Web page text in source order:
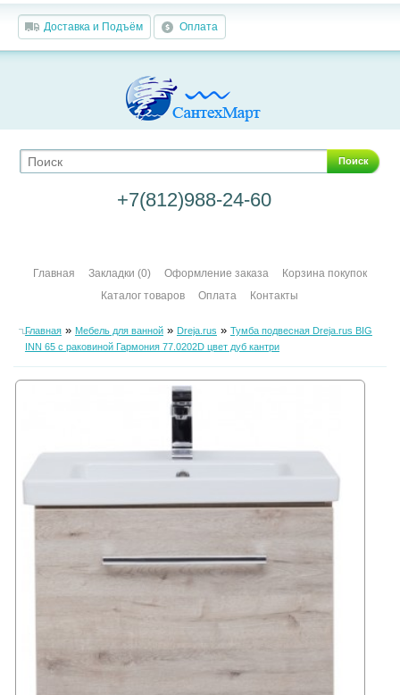
Доставка и Подъём Оплата
Поиск
+7(812)988-24-60
Главная Закладки (0) Оформление заказа
Корзина покупок
Каталог товаров
Оплата Контакты
Главная» Мебель для ванной» Dreja.rus » Тумба подвесная Dreja.rus BIG
INN 65 с раковиной Гармония 77.0202D цвет дуб кантри